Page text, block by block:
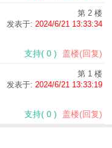
第 2 楼
发表于: 2024/6/21 13:33:34
支持(0 ) 盖楼(回复)
第 1 楼
发表于: 2024/6/21 13:33:19
支持(0 ) 盖楼(回复)